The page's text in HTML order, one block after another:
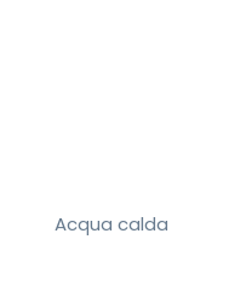
Acqua calda